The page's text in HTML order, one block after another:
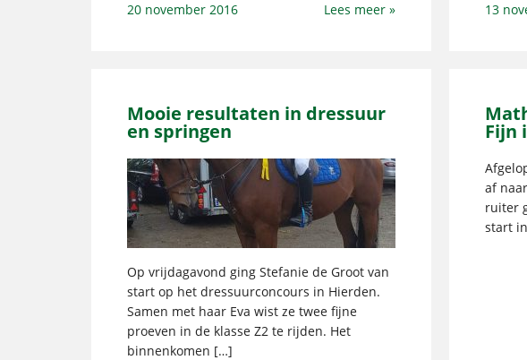
20 november 2016 Lees meer » 13
Mooie resultaten in dressuur
en springen
Op vrijdagavond ging Stefanie de Groot van
start op het dressuurconcours in Hierden.
Samen met haar Eva wist ze twee fijne
proeven in de klasse Z2 te rijden. Het
binnenkomen […]
Fijn
af
ruiter
start